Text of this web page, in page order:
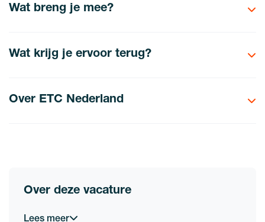
Wat breng je mee?
Wat krijg je ervoor terug?
Over ETC Nederland
Over deze vacature
Lees meer